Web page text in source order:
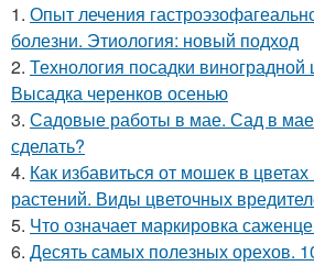
1. Опыт лечения
болезни. Этиология: новый подход
2. Технология посадки виноградной
Высадка черенков осенью
3. Садовые работы в мае. Сад в
сделать?
4. Как избавиться от мошек в
растений. Виды цветочных
5. Что означает маркировка
6. Десять самых полезных орехов.